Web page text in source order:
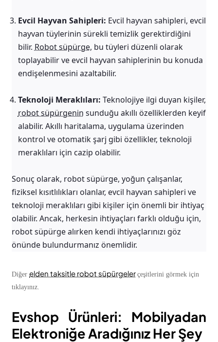
Evcil Hayvan Sahipleri: Evcil hayvan sahipleri, evcil
hayvan tüylerinin sürekli temizlik gerektirdiğini
bilir. Robot süpürge, bu tüyleri düzenli olarak
toplayabilir ve evcil hayvan sahiplerinin bu konuda
endişelenmesini azaltabilir.
Teknoloji Meraklıları: Teknolojiye ilgi duyan kişiler,
robot süpürgenin sunduğu akıllı özelliklerden keyif
alabilir. Akıllı haritalama, uygulama üzerinden
kontrol ve otomatik şarj gibi özellikler, teknoloji
meraklıları için cazip olabilir.
Sonuç olarak, robot süpürge, yoğun çalışanlar,
fiziksel kısıtlılıkları olanlar, evcil hayvan sahipleri ve
teknoloji meraklıları gibi kişiler için önemli bir ihtiyaç
olabilir. Ancak, herkesin ihtiyaçları farklı olduğu için,
robot süpürge alırken kendi ihtiyaçlarınızı göz
önünde bulundurmanız önemlidir.
Diğer elden taksitle robot süpürgeler çeşitlerini görmek için
tıklayınız.
Evshop Ürünleri: Mobilyadan
Elektroniğe Aradığınız Her Şey